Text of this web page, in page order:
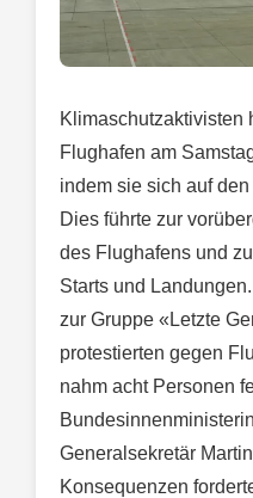
Klimaschutzaktivisten
Flughafen am
indem sie sich auf
Dies führte zur
des Flughafens und
Starts und
zur Gruppe «Letzte
protestierten gegen
nahm acht Personen
Generalsekretär
Konsequenzen